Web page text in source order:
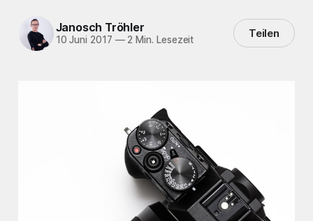
Janosch Tröhler
10 Juni 2017 —2 Min. Lesezeit Teilen